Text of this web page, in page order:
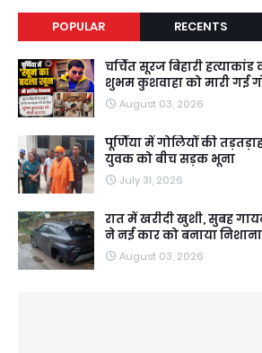
POPULAR RECENTS
चर्चित सूरज बिहारी
शुभम कुशवाहा को मारी गई
August 03, 2026
पूर्णिया में गोलियों की
युवक को बीच सड़क भूना
July 31, 2026
रात में खरीदी खुशी, सुबह
ने नई कार को बनाया निशाना
August 03, 2026